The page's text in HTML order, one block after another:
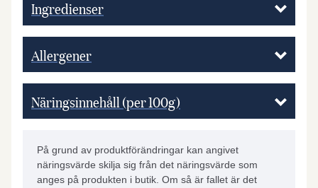
Ingredienser
Allergener
Näringsinnehåll (per 100g)
På grund av produktförändringar kan angivet
näringsvärde skilja sig från det näringsvärde som
anges på produkten i butik. Om så är fallet är det